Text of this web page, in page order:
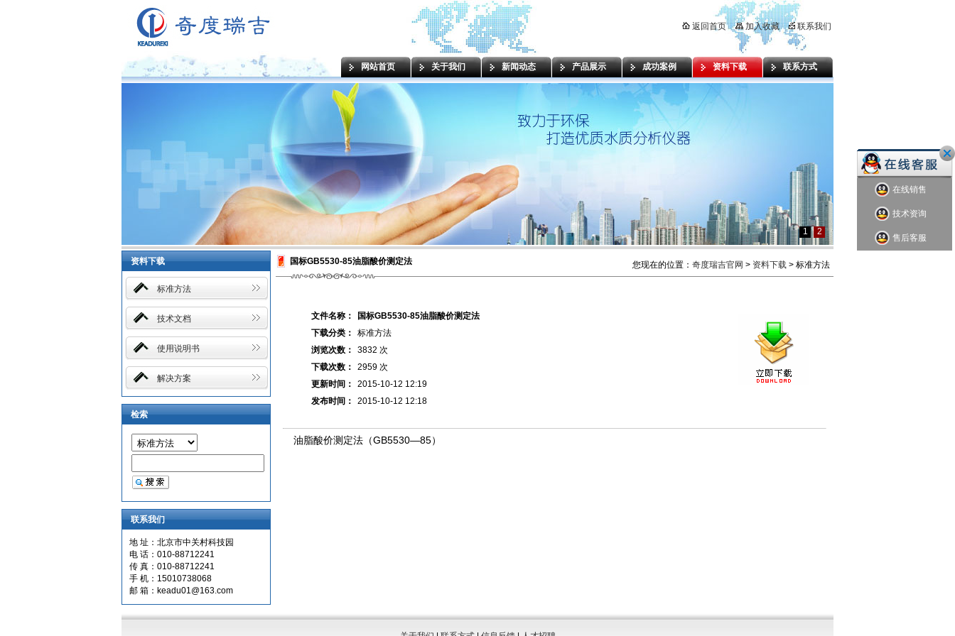
返回首页 加入收藏 联系我们
网站首页 关于我们 新闻动态 产品展示 成功案例 资料下载 联系方式
1 2
资料下载
标准方法
技术文档
使用说明书
解决方案
检索
联系我们
地 址：北京市中关村科技园
电 话：010-88712241
传 真：010-88712241
手 机：15010738068
邮 箱：keadu01@163.com
国标GB5530-85油脂酸价测定法 您现在的位置： 奇度瑞吉官网 > 资料下载 > 标准方法
文件名称：
国标GB5530-85油脂酸价测定法
下载分类：
标准方法
浏览次数：
3832 次
下载次数：
2959 次
更新时间：
2015-10-12 12:19
发布时间：
2015-10-12 12:18
油脂酸价测定法（GB5530—85）
在线销售
技术资询
售后客服